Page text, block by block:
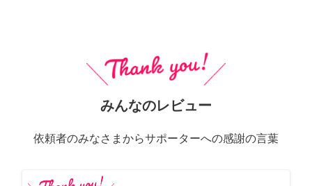
みんなのレビュー
依頼者のみなさまからサポーターへの感謝の言葉